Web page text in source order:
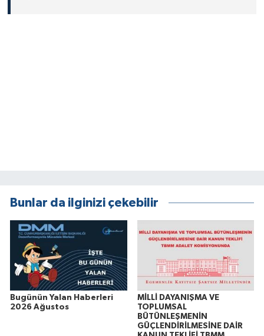
Bunlar da ilginizi çekebilir
Bugünün Yalan Haberleri
2026 Ağustos
MİLLİ DAYANIŞMA VE
TOPLUMSAL
BÜTÜNLEŞMENİN
GÜÇLENDİRİLMESİNE DAİR